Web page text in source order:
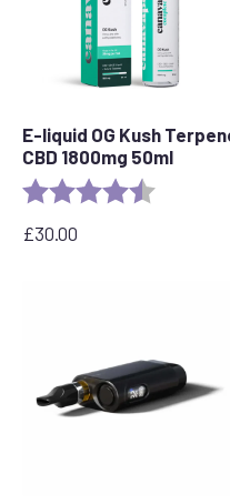
E-liquid OG Kush
CBD 1800mg 50ml
Ocena: 4.6 out
£30.00